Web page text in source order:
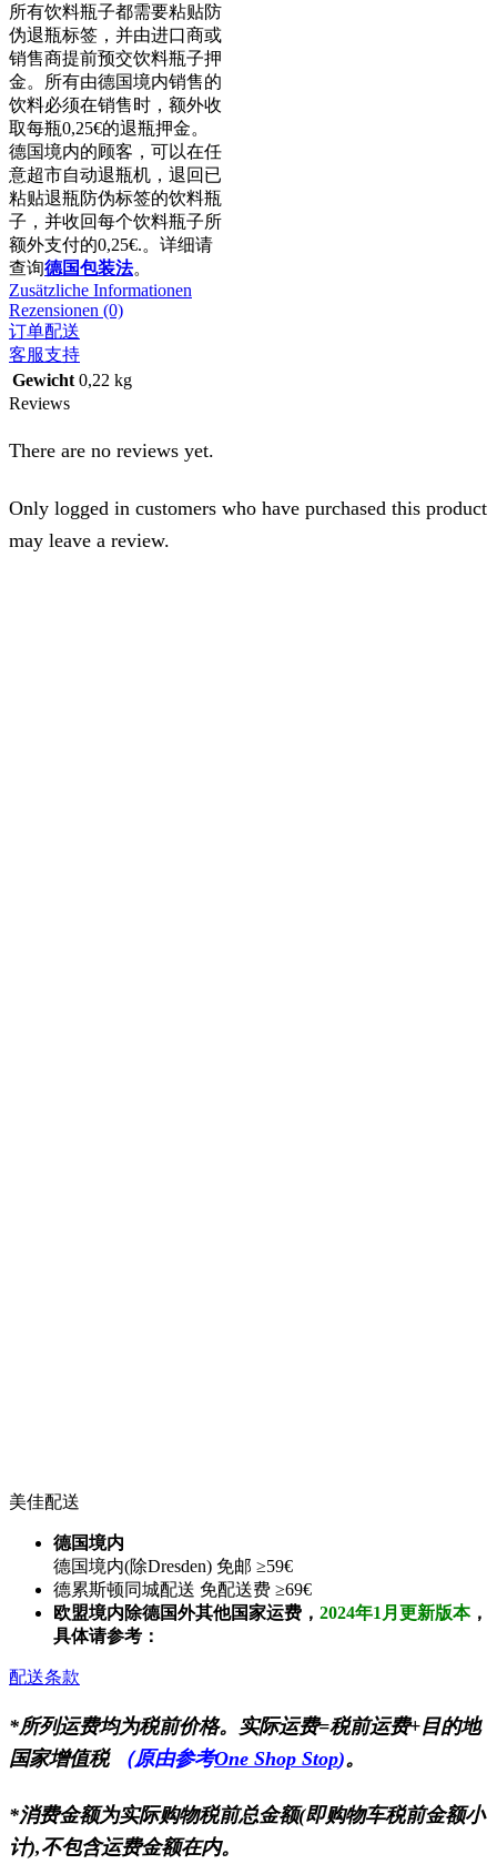
所有饮料瓶子都需要粘贴防
伪退瓶标签，并由进口商或
销售商提前预交饮料瓶子押
金。所有由德国境内销售的
饮料必须在销售时，额外收
取每瓶0,25€的退瓶押金。
德国境内的顾客，可以在任
意超市自动退瓶机，退回已
粘贴退瓶防伪标签的饮料瓶
子，并收回每个饮料瓶子所
额外支付的0,25€.。详细请
查询德国包装法。
Zusätzliche Informationen
Rezensionen (0)
订单配送
客服支持
Gewicht 0,22 kg
Reviews
There are no reviews yet.
Only logged in customers who have purchased this product
may leave a review.
美佳配送
德国境内
德国境内(除Dresden) 免邮 ≥59€
德累斯顿同城配送 免配送费 ≥69€
欧盟境内除德国外其他国家运费， 2024年1月更新版本，
具体请参考：
配送条款
*所列运费均为税前价格。实际运费=税前运费+目的地
国家增值税
（原由参考One Shop Stop)。
*消费金额为实际购物税前总金额(即购物车税前金额小
计),不包含运费金额在内。